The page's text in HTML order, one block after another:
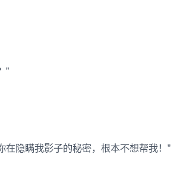
”
隐瞒我影子的秘密，根本不想帮我！”